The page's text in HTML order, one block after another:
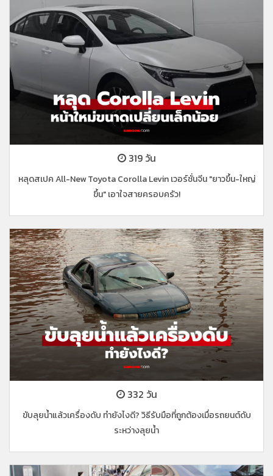
319 วัน
หลุดสเปค All-New Toyota Corolla Levin เวอร์ชั่นจีน "ยาวขึ้น-ใหญ่
ขึ้น" เอาใจสายครอบครัว!
332 วัน
ขับลุยน้ำแล้วเครื่องดับ ทำยังไงดี? วิธีรับมือที่ถูกต้องเมื่อรถยนต์ดับ
ระหว่างลุยน้ำ